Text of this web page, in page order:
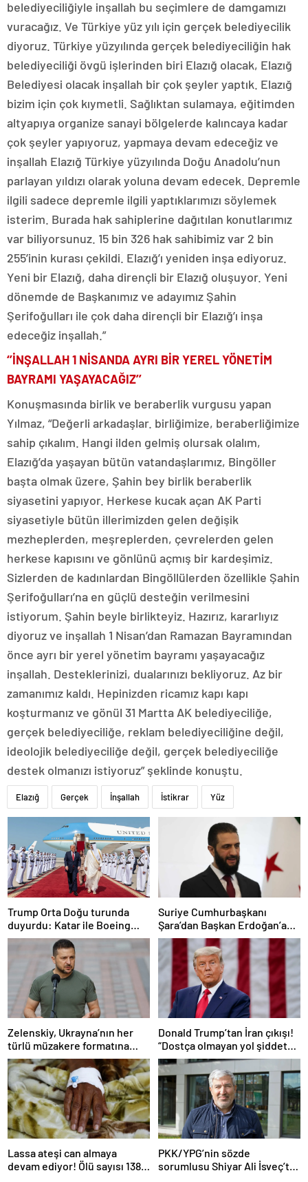
belediyeciliğiyle inşallah bu seçimlere de damgamızı
vuracağız. Ve Türkiye yüz yılı için gerçek belediyecilik
diyoruz. Türkiye yüzyılında gerçek belediyeciliğin hak
belediyeciliği övgü işlerinden biri Elazığ olacak, Elazığ
Belediyesi olacak inşallah bir çok şeyler yaptık. Elazığ
bizim için çok kıymetli. Sağlıktan sulamaya, eğitimden
altyapıya organize sanayi bölgelerde kalıncaya kadar
çok şeyler yapıyoruz, yapmaya devam edeceğiz ve
inşallah Elazığ Türkiye yüzyılında Doğu Anadolu’nun
parlayan yıldızı olarak yoluna devam edecek. Depremle
ilgili sadece depremle ilgili yaptıklarımızı söylemek
isterim. Burada hak sahiplerine dağıtılan konutlarımız
var biliyorsunuz. 15 bin 326 hak sahibimiz var 2 bin
255’inin kurası çekildi. Elazığ’ı yeniden inşa ediyoruz.
Yeni bir Elazığ, daha dirençli bir Elazığ oluşuyor. Yeni
dönemde de Başkanımız ve adayımız Şahin
Şerifoğulları ile çok daha dirençli bir Elazığ’ı inşa
edeceğiz inşallah.”
‘’İNŞALLAH 1 NİSANDA AYRI BİR YEREL YÖNETİM
BAYRAMI YAŞAYACAĞIZ’’
Konuşmasında birlik ve beraberlik vurgusu yapan
Yılmaz, “Değerli arkadaşlar. birliğimize, beraberliğimize
sahip çıkalım. Hangi ilden gelmiş olursak olalım,
Elazığ’da yaşayan bütün vatandaşlarımız, Bingöller
başta olmak üzere, Şahin bey birlik beraberlik
siyasetini yapıyor. Herkese kucak açan AK Parti
siyasetiyle bütün illerimizden gelen değişik
mezheplerden, meşreplerden, çevrelerden gelen
herkese kapısını ve gönlünü açmış bir kardeşimiz.
Sizlerden de kadınlardan Bingöllülerden özellikle Şahin
Şerifoğulları’na en güçlü desteğin verilmesini
istiyorum. Şahin beyle birlikteyiz. Hazırız, kararlıyız
diyoruz ve inşallah 1 Nisan’dan Ramazan Bayramından
önce ayrı bir yerel yönetim bayramı yaşayacağız
inşallah. Desteklerinizi, dualarınızı bekliyoruz. Az bir
zamanımız kaldı. Hepinizden ricamız kapı kapı
koşturmanız ve gönül 31 Martta AK belediyeciliğe,
gerçek belediyeciliğe, reklam belediyeciliğine değil,
ideolojik belediyeciliğe değil, gerçek belediyeciliğe
destek olmanızı istiyoruz” şeklinde konuştu.
Elazığ Gerçek İnşallah İstikrar Yüz
Trump Orta Doğu turunda
duyurdu: Katar ile Boeing
arasında 200 milyar dolarlık
Suriye Cumhurbaşkanı
Şara’dan Başkan Erdoğan’a
teşekkür
Zelenskiy, Ukrayna’nın her
türlü müzakere formatına
hazır olduğunu duyurdu!
Donald Trump’tan İran çıkışı!
“Dostça olmayan yol şiddet
içeriyor ve ben bunu
istemiyorum”
Lassa ateşi can almaya
devam ediyor! Ölü sayısı 138’e
PKK/YPG’nin sözde
sorumlusu Shiyar Ali İsveç’te